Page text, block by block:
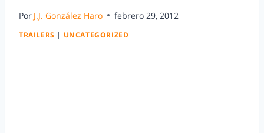
Por J.J. González Haro febrero 29, 2012
TRAILERS | UNCATEGORIZED